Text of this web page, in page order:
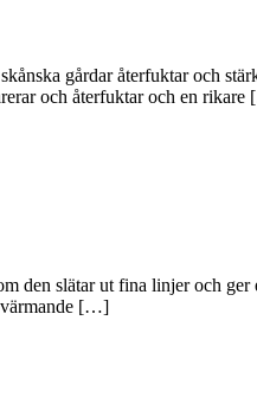
gårdar återfuktar och
och återfuktar och en
den slätar ut fina linjer och
värmande […]